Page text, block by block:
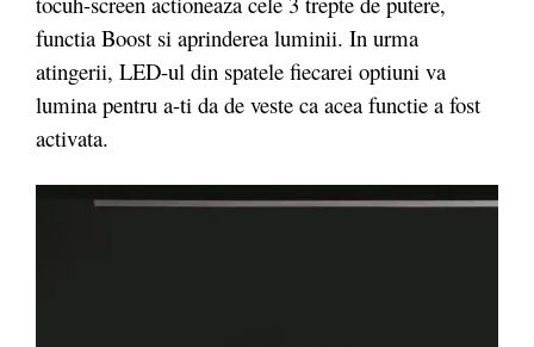
functia Boost si aprinderea luminii. In urma
atingerii, LED-ul din spatele fiecarei optiuni va
lumina pentru a-ti da de veste ca acea functie a fost
activata.